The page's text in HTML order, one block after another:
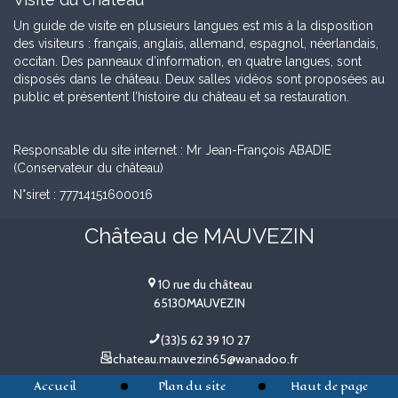
Un guide de visite en plusieurs langues est mis à la disposition
des visiteurs : français, anglais, allemand, espagnol, néerlandais,
occitan. Des panneaux d’information, en quatre langues, sont
disposés dans le château. Deux salles vidéos sont proposées au
public et présentent l’histoire du château et sa restauration.
Responsable du site internet : Mr Jean-François ABADIE
(Conservateur du château)
N°siret : 77714151600016
Château de MAUVEZIN
10 rue du château
65130MAUVEZIN
(33)5 62 39 10 27
chateau.mauvezin65@wanadoo.fr
Accueil
Plan du site Haut de page